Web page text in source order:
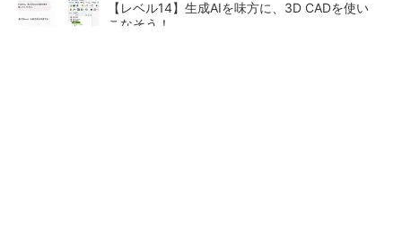
【レベル14】生成AIを味方に、3D CADを使い
こなそう！